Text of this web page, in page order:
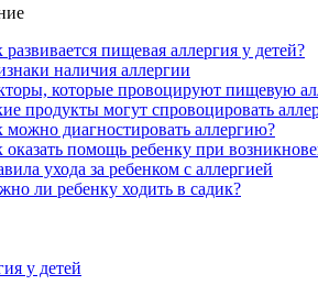
развивается пищевая аллергия у детей?
наличия аллергии
которые провоцируют пищевую
продукты могут спровоцировать
можно диагностировать аллергию?
оказать помощь ребенку при
ухода за ребенком с аллергией
ли ребенку ходить в садик?